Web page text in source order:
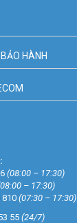
HÀNH
(08:00 – 17:30)
– 17:30)
810(07:30 – 17:30)
55 (24/7)